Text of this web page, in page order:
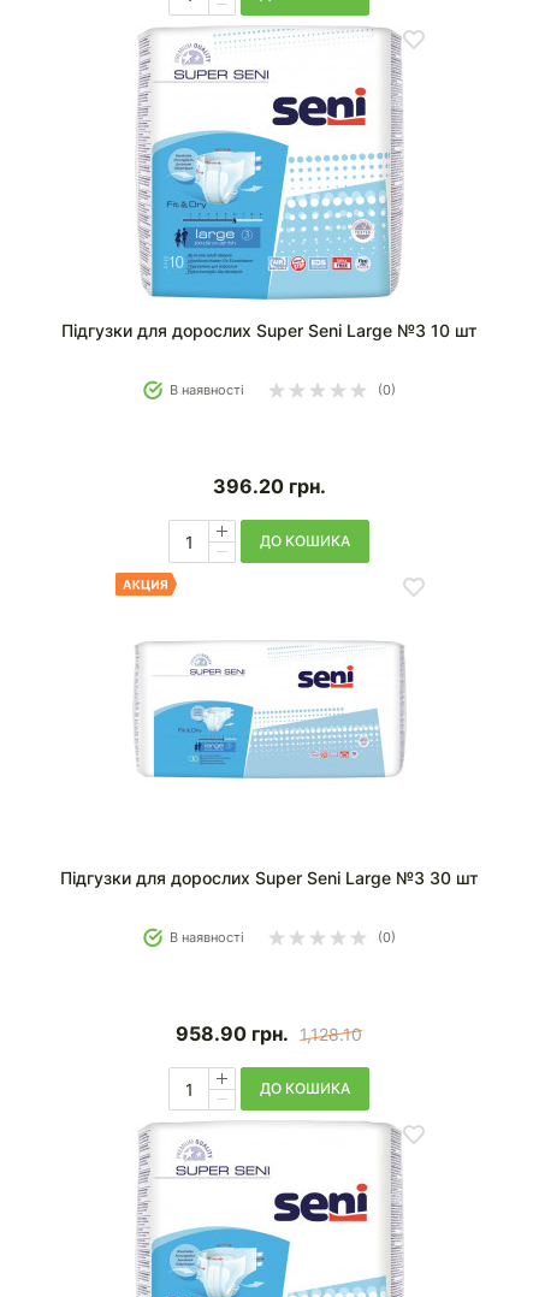
Підгузки для дорослих Super Seni Large №3 10 шт
В наявності (0)
396.20 грн.
ДО КОШИКА
Підгузки для дорослих Super Seni Large №3 30 шт
В наявності (0)
958.90 грн. 1,128.10
ДО КОШИКА